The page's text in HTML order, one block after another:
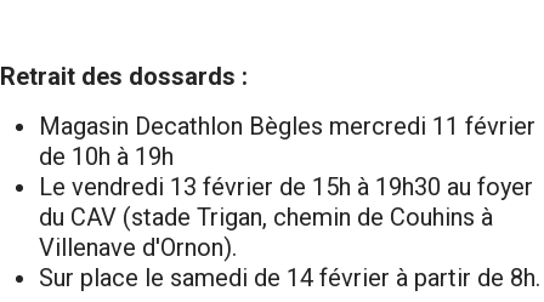
Retrait des dossards :
Magasin Decathlon Bègles mercredi 11 février
de 10h à 19h
Le vendredi 13 février de 15h à 19h30 au foyer
du CAV (stade Trigan, chemin de Couhins à
Villenave d'Ornon).
Sur place le samedi de 14 février à partir de 8h.